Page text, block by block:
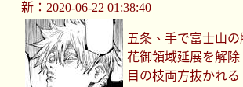
新：2020-06-22 01:38:40
五条、手で富士山の
花御領域延展を解除
目の枝両方抜かれる